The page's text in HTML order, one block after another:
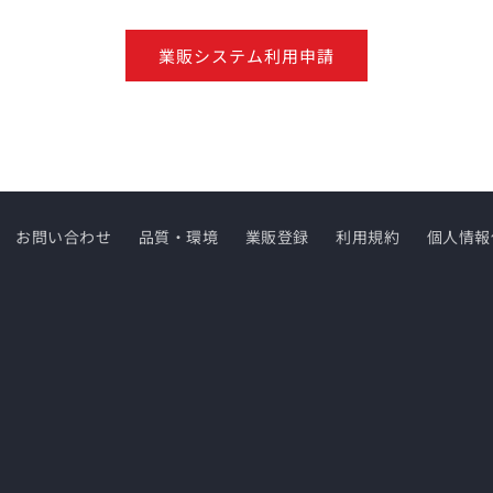
業販システム利用申請
お問い合わせ 品質・環境 業販登録 利用規約 個人情